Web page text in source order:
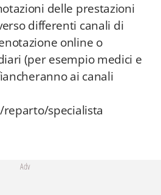
delle prestazioni
differenti canali di
online o
(per esempio medici e
ai canali
specialista
Adv